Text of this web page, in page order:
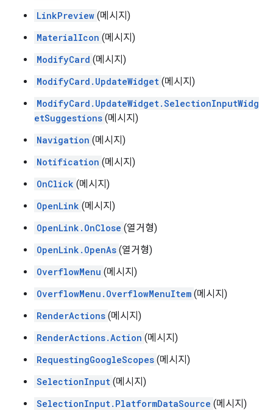
LinkPreview (메시지)
MaterialIcon (메시지)
ModifyCard (메시지)
ModifyCard.UpdateWidget (메시지)
ModifyCard.UpdateWidget.SelectionInputWidg
etSuggestions (메시지)
Navigation (메시지)
Notification (메시지)
OnClick (메시지)
OpenLink (메시지)
OpenLink.OnClose (열거형)
OpenLink.OpenAs (열거형)
OverflowMenu (메시지)
OverflowMenu.OverflowMenuItem (메시지)
RenderActions (메시지)
RenderActions.Action (메시지)
RequestingGoogleScopes (메시지)
SelectionInput (메시지)
SelectionInput.PlatformDataSource (메시지)